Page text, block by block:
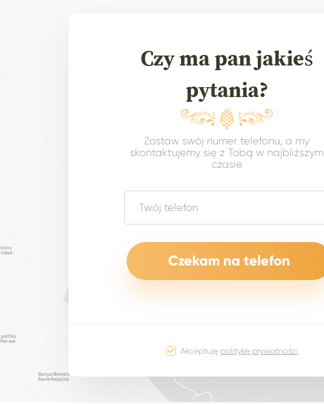
Czy ma pan jakieś
pytania?
Zostaw swój numer telefonu, a my
skontaktujemy się z Tobą w najbliższym
czasie
Akceptuję politykę prywatności